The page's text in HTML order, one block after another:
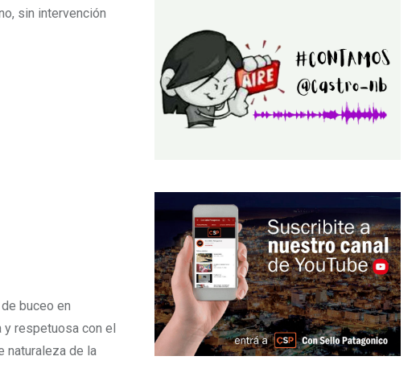
sin intervención
buceo en
y respetuosa con el
naturaleza de la